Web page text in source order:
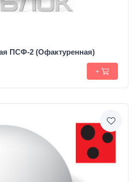
ПСФ-2 (Офактуренная)
+